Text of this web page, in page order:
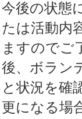
今後の状態
たは活動内
ますのでご
後、ボラン
と状況を確
更になる場